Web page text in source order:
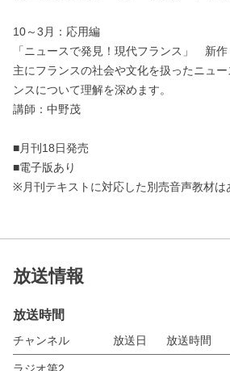
10～3月：応用編
「ニュースで発見！現代フランス」 新作
主にフランスの社会や文化を扱ったニュ
ンスについて理解を深めます。
講師：中野茂
■月刊18日発売
■電子版あり
※月刊テキストに対応した別売音声教材は
放送情報
放送時間
チャンネル 放送日 放送時間
ラジオ第2